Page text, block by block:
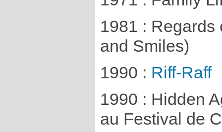
1981 : Regards
and Smiles)
1990 : Riff-Raff
1990 : Hidden
au Festival de